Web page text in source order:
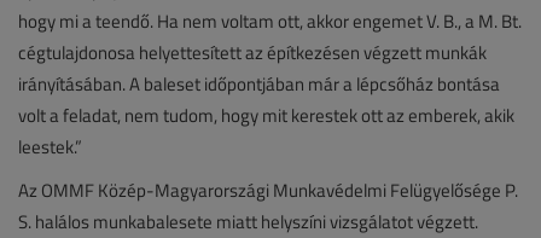
hogy mi a teendő. Ha nem voltam ott, akkor engemet V. B., a M. Bt.
cégtulajdonosa helyettesített az építkezésen végzett munkák
irányításában. A baleset időpontjában már a lépcsőház bontása
volt a feladat, nem tudom, hogy mit kerestek ott az emberek, akik
leestek.”
Az OMMF Közép-Magyarországi Munkavédelmi Felügyelősége P.
S. halálos munkabalesete miatt helyszíni vizsgálatot végzett.